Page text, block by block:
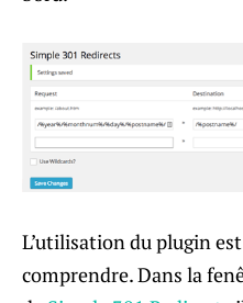
L’utilisation du plugin
comprendre. Dans la